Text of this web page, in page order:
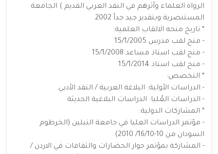
الرواة العلماء وآثرهم في النقد العربي القديم ) الجامعة
المستنصرية وبتقدير جيد جداً 2002
* تاريخ منحه الالقاب العلمية:
- منح لقب مدرس 15/1/2005
- منح لقب استاذ مساعد 15/1/2008
- منح لقب استاذ 15/1/2014
* التخصص:
- الدراسات الأولية: البلاغة العربية / النقد الأدبي
- الدراسات العٌليا: الدراسات البلاغية الحديثة
* المشاركات الدولية:
- مؤتمر الدراسات العليا في جامعة النيلين (الخرطوم
السودان من 10-16/10/ 2010)
- المشاركة بمؤتمر حوار الحضارات والثقافات في الاردن /